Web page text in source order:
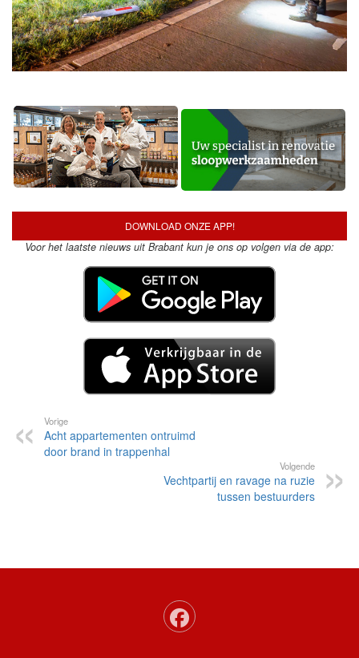
DOWNLOAD ONZE APP!
Voor het laatste nieuws uit Brabant kun je ons op volgen via de app:
Vorige
Acht appartementen ontruimd
door brand in trappenhal
Volgende
Vechtpartij en ravage na ruzie
tussen bestuurders